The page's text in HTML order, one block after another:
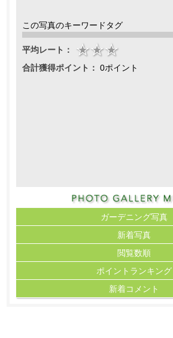
この写真のキーワードタグ
平均レート：
合計獲得ポイント： 0ポイント
ガーデニング写真
新着写真
閲覧数順
ポイント ランキング
新着コメント